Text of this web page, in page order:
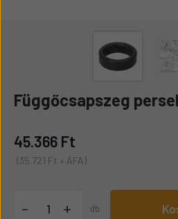
Függőcsapszeg
45.366 Ft
(35.721 Ft + ÁFA)
- + db